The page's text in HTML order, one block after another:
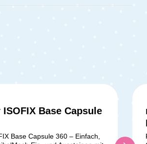
Base Capsule
Base Capsule 360 – Einfach,